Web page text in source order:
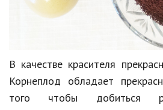
В качестве красителя
Корнеплод обладает
того чтобы добиться